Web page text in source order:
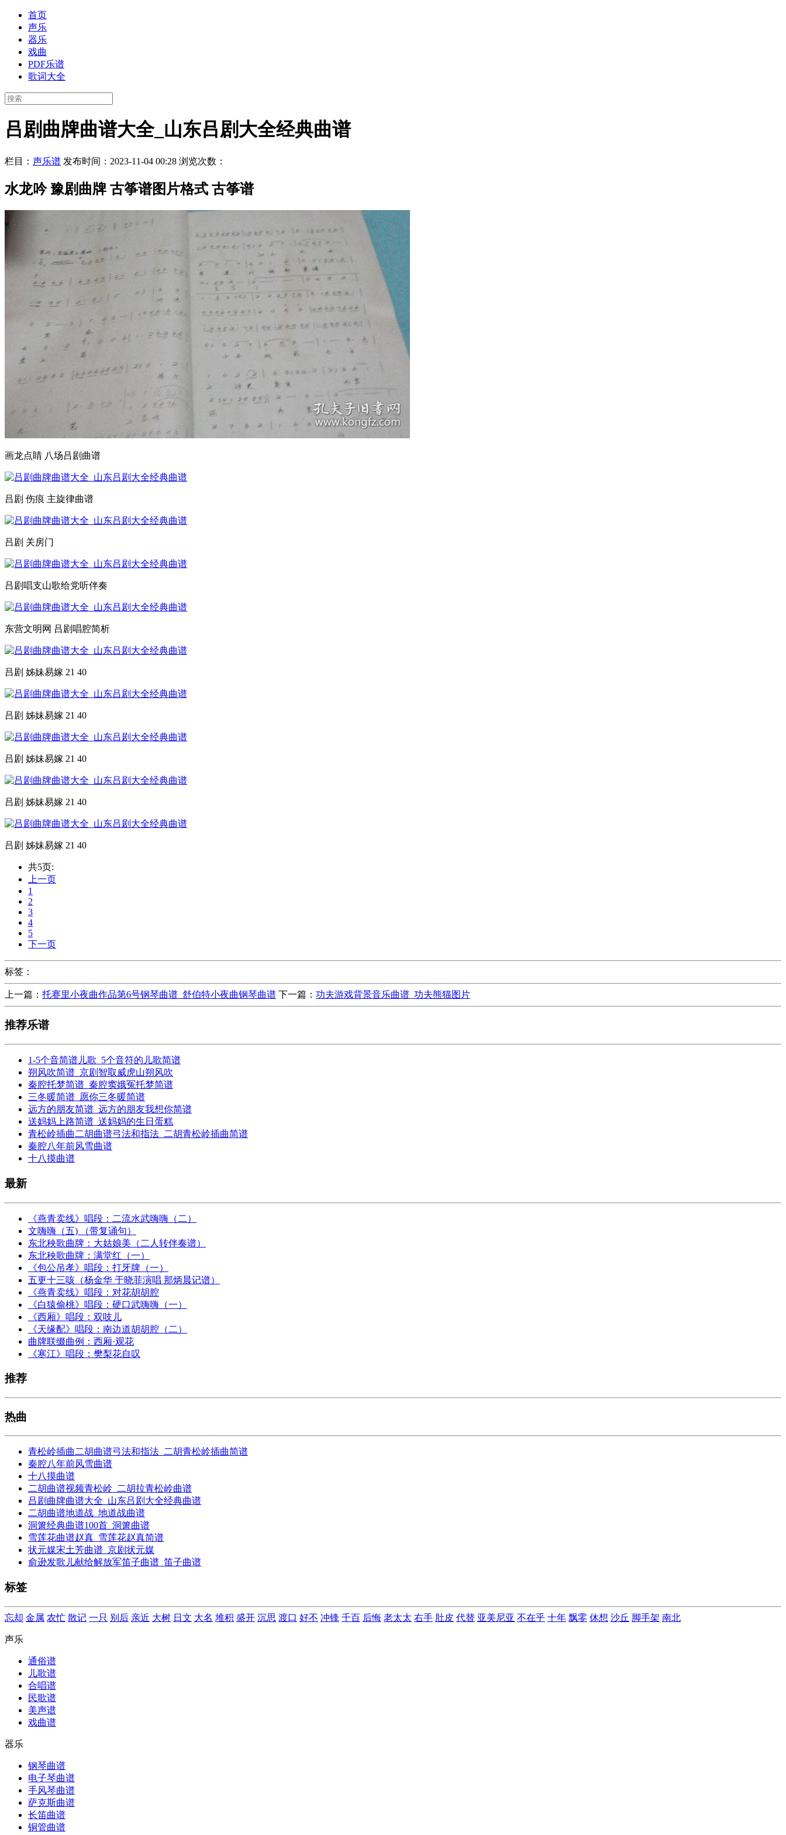
首页
声乐
器乐
戏曲
PDF乐谱
歌词大全
吕剧曲牌曲谱大全_山东吕剧大全经典曲谱
栏目： 声乐谱 发布时间：2023-11-04 00:28 浏览次数：
水龙吟 豫剧曲牌 古筝谱图片格式 古筝谱
画龙点睛 八场吕剧曲谱
吕剧 伤痕 主旋律曲谱
吕剧 关房门
吕剧唱支山歌给党听伴奏
东营文明网 吕剧唱腔简析
吕剧 姊妹易嫁 21 40
吕剧 姊妹易嫁 21 40
吕剧 姊妹易嫁 21 40
吕剧 姊妹易嫁 21 40
吕剧 姊妹易嫁 21 40
共5页:
上一页
1
2
3
4
5
下一页
标签：
上一篇： 托赛里小夜曲作品第6号钢琴曲谱_舒伯特小夜曲钢琴曲谱 下一篇： 功夫游戏背景音乐曲谱_功夫熊猫图片
推荐乐谱
1-5个音简谱儿歌_5个音符的儿歌简谱
朔风吹简谱_京剧智取威虎山朔风吹
秦腔托梦简谱_秦腔窦娥冤托梦简谱
三冬暖简谱_愿你三冬暖简谱
远方的朋友简谱_远方的朋友我想你简谱
送妈妈上路简谱_送妈妈的生日蛋糕
青松岭插曲二胡曲谱弓法和指法_二胡青松岭插曲简谱
秦腔八年前风雪曲谱
十八摸曲谱
最新
《燕青卖线》唱段：二流水武嗨嗨（二）
文嗨嗨（五) （带复诵句）
东北秧歌曲牌：大姑娘美（二人转伴奏谱）
东北秧歌曲牌：满堂红（一）
《包公吊孝》唱段：打牙牌（一）
五更十三咳（杨金华 于晓菲演唱 那炳晨记谱）
《燕青卖线》唱段：对花胡胡腔
《白猿偷桃》唱段：硬口武嗨嗨（一）
《西厢》唱段：双吱儿
《天缘配》唱段：南边道胡胡腔（二）
曲牌联缀曲例：西厢·观花
《寒江》唱段：樊梨花自叹
推荐
热曲
青松岭插曲二胡曲谱弓法和指法_二胡青松岭插曲简谱
秦腔八年前风雪曲谱
十八摸曲谱
二胡曲谱视频青松岭_二胡拉青松岭曲谱
吕剧曲牌曲谱大全_山东吕剧大全经典曲谱
二胡曲谱地道战_地道战曲谱
洞箫经典曲谱100首_洞箫曲谱
雪莲花曲谱赵真_雪莲花赵真简谱
状元媒宋土芳曲谱_京剧状元媒
俞逊发歌儿献给解放军笛子曲谱_笛子曲谱
标签
忘却 金属 农忙 散记 一只 别后 亲近 大树 日文 大名 堆积 盛开 沉思 渡口 好不 冲锋 千百 后悔 老太太 右手 肚皮 代替 亚美尼亚 不在乎 十年 飘零 休想 沙丘 脚手架 南北
声乐
通俗谱
儿歌谱
合唱谱
民歌谱
美声谱
戏曲谱
器乐
钢琴曲谱
电子琴曲谱
手风琴曲谱
萨克斯曲谱
长笛曲谱
铜管曲谱